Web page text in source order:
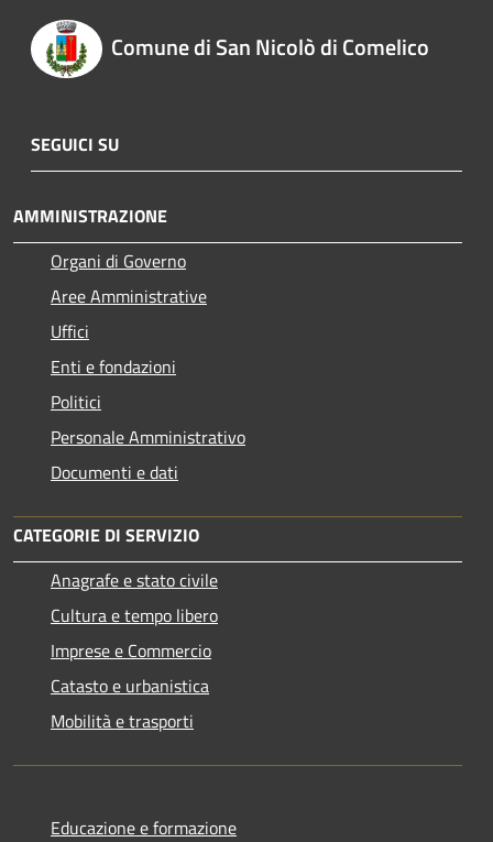
Comune di San Nicolò di Comelico
SEGUICI SU
AMMINISTRAZIONE
Organi di Governo
Aree Amministrative
Uffici
Enti e fondazioni
Politici
Personale Amministrativo
Documenti e dati
CATEGORIE DI SERVIZIO
Anagrafe e stato civile
Cultura e tempo libero
Imprese e Commercio
Catasto e urbanistica
Mobilità e trasporti
Educazione e formazione